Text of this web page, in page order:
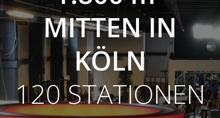
MITTEN IN
KÖLN
120 STATIONEN